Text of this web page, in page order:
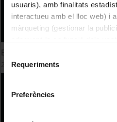
usuaris), amb finalitats
interactueu amb el lloc web) i
màrqueting (gestionar la
consultar laPolítica de
Selecció
Requeriments
Preferències
Estats de facto
25 Febrero, 2026